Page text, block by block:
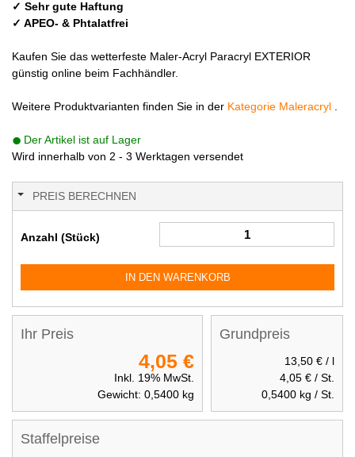
✓ Sehr gute Haftung
✓ APEO- & Phtalatfrei
Kaufen Sie das wetterfeste Maler-Acryl Paracryl EXTERIOR
günstig online beim Fachhändler.
Weitere Produktvarianten finden Sie in der Kategorie Maleracryl
Der Artikel ist auf Lager
Wird innerhalb von 2 - 3 Werktagen versendet
PREIS BERECHNEN
Anzahl (Stück)
IN DEN WARENKORB
Staffelpreise
Grundpreis
13,50 €/ l
4,05 €/ St.
0,5400 kg / St.
Ihr Preis
4,05 €
Inkl. 19% MwSt.
Gewicht: 0,5400kg